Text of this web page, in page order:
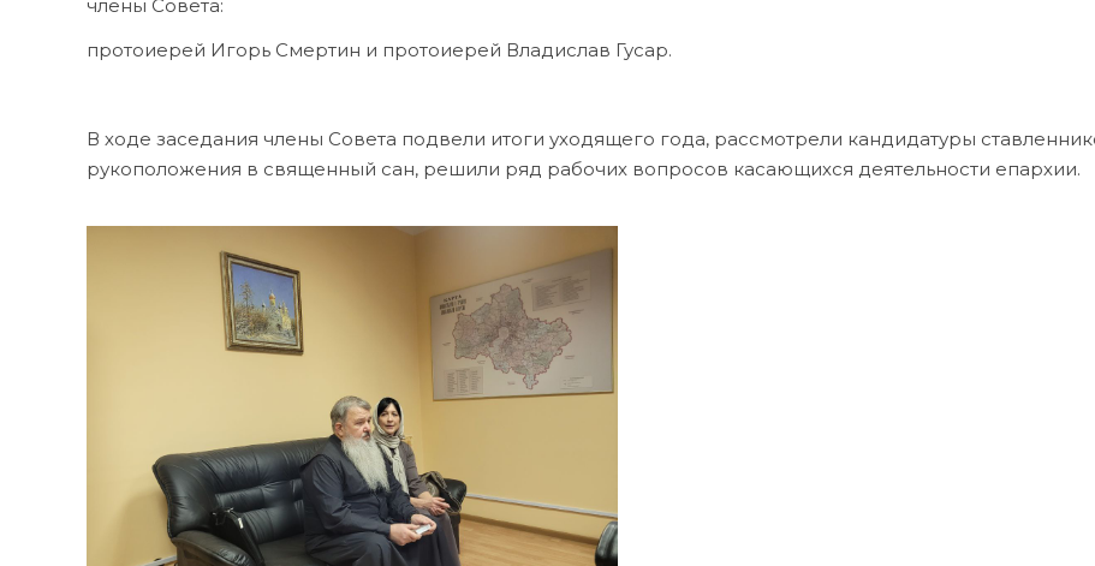
члены Совета:
протоиерей Игорь Смертин и протоиерей Владислав Гусар.
В ходе заседания члены Совета подвели итоги уходящего года, рассмотрели кандидатуры
рукоположения в священный сан, решили ряд рабочих вопросов касающихся деятельности епархии.